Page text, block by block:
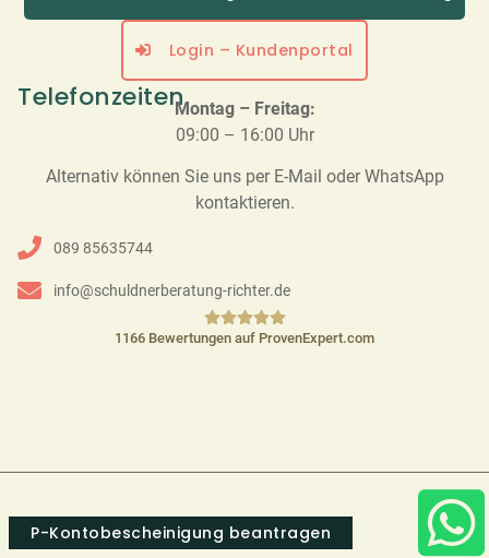
P-Kontobescheinigung beantragen
Login – Kundenportal
TelefonzeitenMontag – Freitag:
09:00 – 16:00 Uhr
Alternativ können Sie uns per E-Mail oder WhatsApp
kontaktieren.
089 85635744
info@schuldnerberatung-richter.de
1166 Bewertungen auf ProvenExpert.com